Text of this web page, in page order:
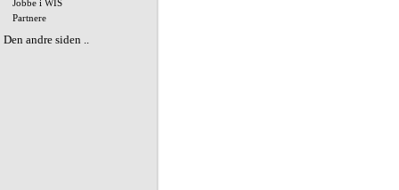
Jobbe i WIS
Partnere
Den andre siden ..